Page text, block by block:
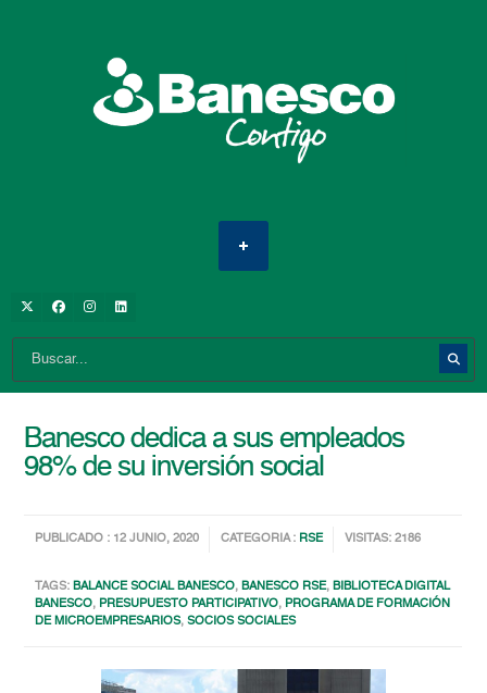
Banesco dedica a sus empleados
98% de su inversión social
PUBLICADO : 12 JUNIO, 2020 CATEGORIA : RSE VISITAS: 2186
TAGS:BALANCE SOCIAL BANESCO,BANESCO RSE,BIBLIOTECA DIGITAL
BANESCO, PRESUPUESTO PARTICIPATIVO, PROGRAMA DE FORMACIÓN
DE MICROEMPRESARIOS,SOCIOS SOCIALES